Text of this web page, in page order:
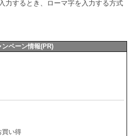
力するとき、ローマ字を入力する方式
ンペーン情報(PR)
買い得